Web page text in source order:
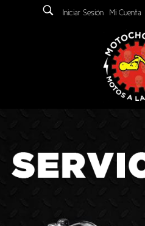
Iniciar Sesión Mi Cuenta